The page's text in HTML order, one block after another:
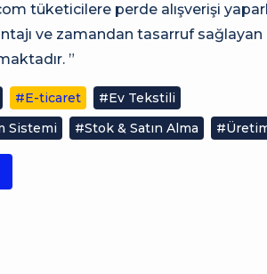
tüketicilere perde alışverişi
ve zamandan tasarruf sağlayan
”
#E-ticaret
#Ev Tekstili
Sistemi
#Stok & Satın Alma